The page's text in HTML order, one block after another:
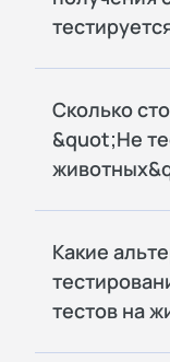
Сколько
&quot;Не
Какие
тестов на